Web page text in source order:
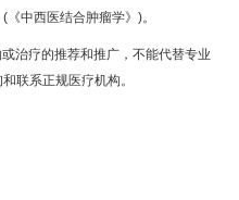
中西医结合肿瘤学》)。
治疗的推荐和推广，不能代替专业
联系正规医疗机构。